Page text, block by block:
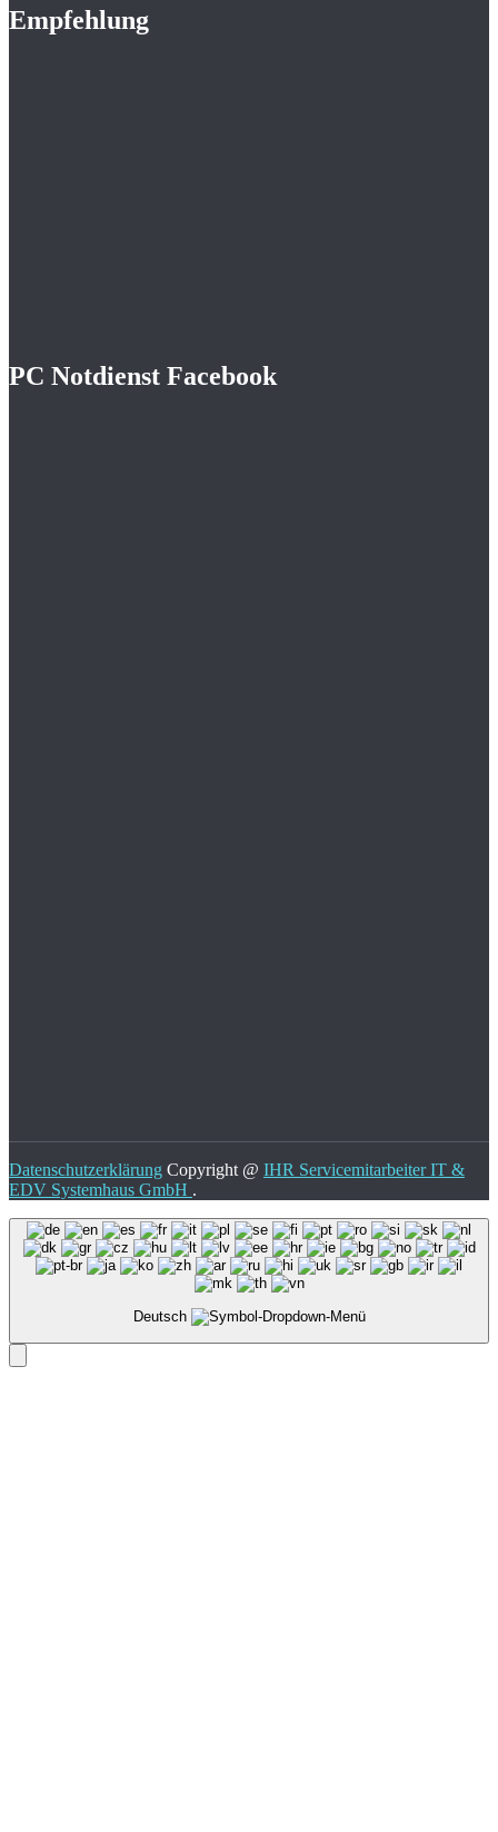
Empfehlung
PC Notdienst Facebook
Datenschutzerklärung Copyright @ IHR Servicemitarbeiter IT &
EDV Systemhaus GmbH .
Deutsch